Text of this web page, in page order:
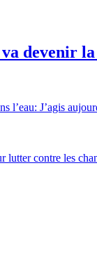
devenir
l’eau: J’agis
lutter contre les